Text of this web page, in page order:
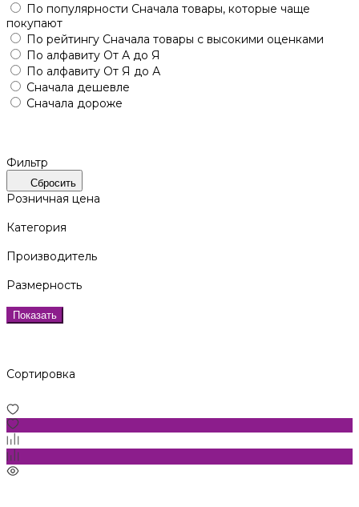
По популярности Сначала товары, которые чаще
покупают
По рейтингу Сначала товары с высокими оценками
По алфавиту От А до Я
По алфавиту От Я до А
Сначала дешевле
Сначала дороже
Фильтр
Сбросить
Розничная цена
Категория
Производитель
Размерность
Показать
Сортировка